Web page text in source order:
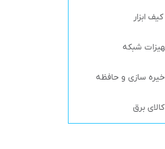
کیف ابزار
شبکه
سازی و حافظه
کالای برق